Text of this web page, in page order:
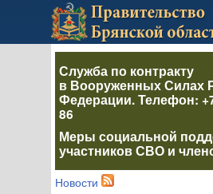
Служба по контракту
в Вооруженных Силах
Федерации. Телефон:
86
Меры социальной
участников СВО и
Новости